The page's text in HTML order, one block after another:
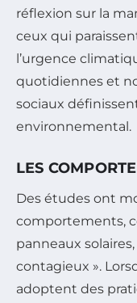
réflexion sur la
ceux qui
l’urgence
quotidiennes et
sociaux
environnemental.
LES
Des études ont
comportements,
panneaux
contagieux ».
adoptent des